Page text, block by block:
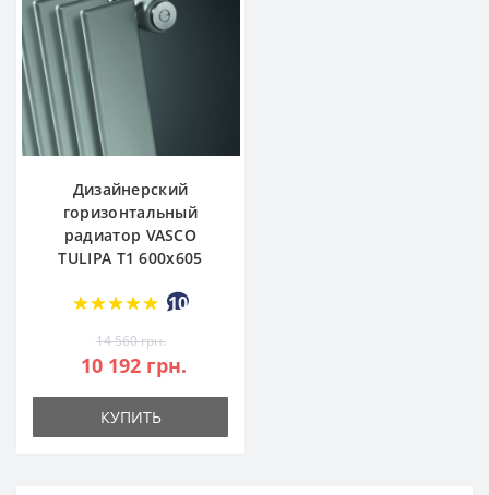
Дизайнерский
горизонтальный
радиатор VASCO
TULIPA T1 600х605
10
14 560 грн.
10 192 грн.
КУПИТЬ